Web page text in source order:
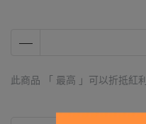
此商品 「 最高 」可以折抵紅利